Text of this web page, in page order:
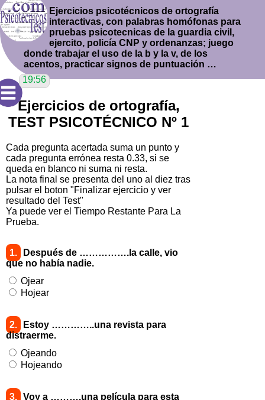
Ejercicios psicotécnicos de ortografía
interactivas, con palabras homófonas para
pruebas psicotecnicas de la guardia civil,
ejercito, policía CNP y ordenanzas; juego
donde trabajar el uso de la b y la v, de los
acentos, practicar signos de puntuación …
Ejercicios de ortografía,
TEST PSICOTÉCNICO Nº 1
Cada pregunta acertada suma un punto y
cada pregunta errónea resta 0.33, si se
queda en blanco ni suma ni resta.
La nota final se presenta del uno al diez tras
pulsar el boton "Finalizar ejercicio y ver
resultado del Test"
Ya puede ver el Tiempo Restante Para La
Prueba.
1.
Después de …………….la calle, vio
que no había nadie.
Ojear
Hojear
2.
Estoy …………..una revista para
distraerme.
Ojeando
Hojeando
3. Voy a ……….una película para esta